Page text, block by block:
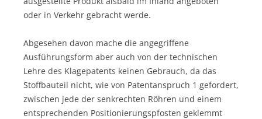
oder in Verkehr gebracht werde.
Abgesehen davon mache die angegriffene
Ausführungsform aber auch von der technischen
Lehre des Klagepatents keinen Gebrauch, da das
Stoffbauteil nicht, wie von Patentanspruch 1 gefordert,
zwischen jede der senkrechten Röhren und einem
entsprechenden Positionierungspfosten geklemmt